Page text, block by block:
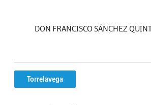
DON FRANCISCO SÁNCHEZ
Torrelavega